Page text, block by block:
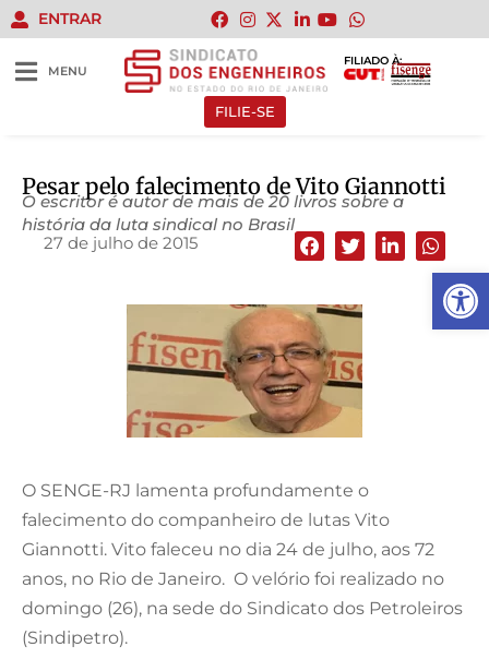
Abrir
ENTRAR
MENU
FILIADO À:
FILIE-SE
Pesar pelo falecimento de Vito Giannotti
O escritor é autor de mais de 20 livros sobre a
história da luta sindical no Brasil
27 de julho de 2015
O SENGE-RJ lamenta profundamente o
falecimento do companheiro de lutas Vito
Giannotti. Vito faleceu no dia 24 de julho, aos 72
anos, no Rio de Janeiro. O velório foi realizado no
domingo (26), na sede do Sindicato dos Petroleiros
(Sindipetro).